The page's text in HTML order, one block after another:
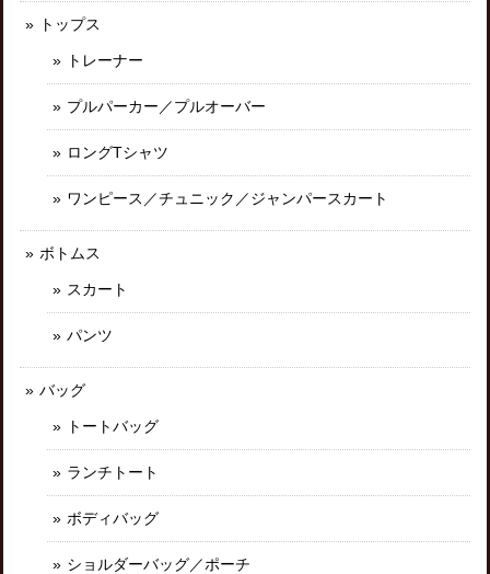
トップス
トレーナー
プルパーカー／プルオーバー
ロングTシャツ
ワンピース／チュニック／ジャンパースカート
ボトムス
スカート
パンツ
バッグ
トートバッグ
ランチトート
ボディバッグ
ショルダーバッグ／ポーチ